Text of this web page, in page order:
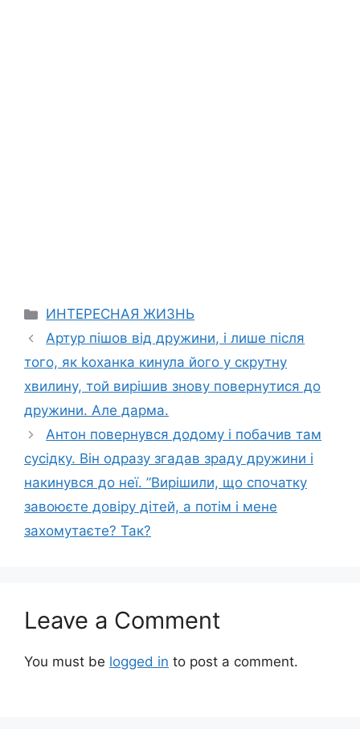
Categories
ИНТЕРЕСНАЯ ЖИЗНЬ
Артур пішов від дружини, і лише після
того, як kоханка кинула його у скрутну
хвилину, той вирішив знову повернутися до
дружини. Але дарма.
Антон повернувся додому і побачив там
сусідку. Він одразу згадав зраду дружини і
накинувся до неї. ”Вирішили, що спочатку
завоюєте довіру дітей, а потім і мене
захомутаєте? Так?
Leave a Comment
You must be logged in to post a comment.